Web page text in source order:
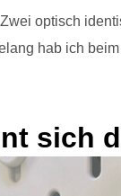
optisch
hab ich
sich